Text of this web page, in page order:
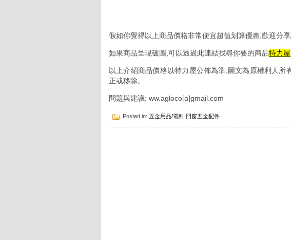
假如你覺得以上商品價格非常便宜超值划算優惠,歡迎分
如果商品呈現破圖,可以透過此連結找尋你要的商品特力屋
以上介紹商品價格以特力屋公佈為準,圖文為原權利人所
正或移除。
問題與建議: ww.agloco[a]gmail.com
Posted in: 五金用品/電料 門窗五金配件